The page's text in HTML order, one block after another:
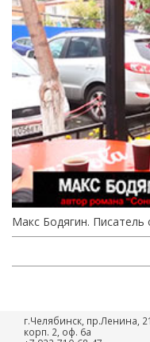
Макс Бодягин. Писатель
г.Челябинск, пр.Ленина,
корп. 2, оф. 6а